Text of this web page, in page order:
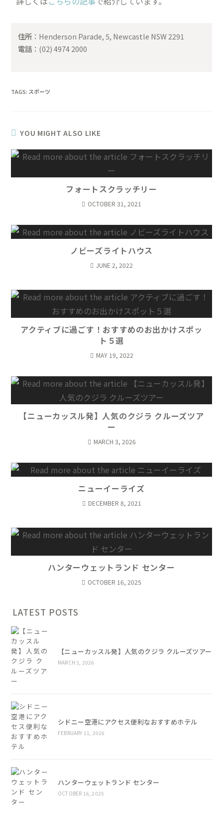
住所 ：Henderson Parade, 5, Newcastle NSW 2291
電話 ：(02) 4974 2000
TAGS: スポーツ
YOU MIGHT ALSO LIKE
フォートスクラッチリー
OCTOBER 31, 2021
ノビーズライトハウス
JUNE 2, 2022
アクティブに過ごす！おすすめのお出かけスポッ
ト５選
MAY 19, 2022
【ニューカッスル発】人気のクジラ クルーズツア
ー
MARCH 3, 2026
ニューイーライズ
DECEMBER 8, 2021
ハンターウェットランド センター
OCTOBER 16, 2025
LATEST POSTS
【ニューカッスル発】人気のクジラ クルーズツアー
MARCH 3, 2026
シドニー空港にアクセス便利なおすすめホテル
FEBRUARY 11, 2026
ハンターウェットランド センター
OCTOBER 16, 2025